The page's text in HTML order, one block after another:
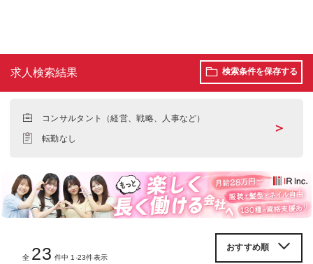
求人検索結果 検索条件を保存する
コンサルタント（経営、戦略、人事など）
転勤なし
＞
全 23 件中 1-23件表示